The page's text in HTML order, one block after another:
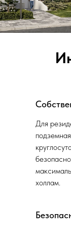
Для
холлам.